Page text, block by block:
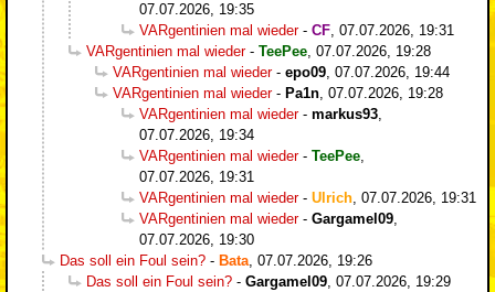
07.07.2026, 19:35
VARgentinien mal wieder- CF, 07.07.2026, 19:31
VARgentinien mal wieder- TeePee, 07.07.2026, 19:28
VARgentinien mal wieder- epo09, 07.07.2026, 19:44
VARgentinien mal wieder- Pa1n, 07.07.2026, 19:28
VARgentinien mal wieder- markus93,
07.07.2026, 19:34
VARgentinien mal wieder- TeePee,
07.07.2026, 19:31
VARgentinien mal wieder- Ulrich, 07.07.2026, 19:31
VARgentinien mal wieder- Gargamel09,
07.07.2026, 19:30
Das soll ein Foul sein? - Bata, 07.07.2026, 19:26
Das soll ein Foul sein? - Gargamel09, 07.07.2026, 19:29